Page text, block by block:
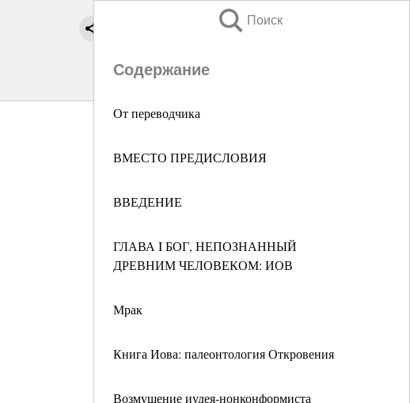
Поиск
Содержание
От переводчика
ВМЕСТО ПРЕДИСЛОВИЯ
ВВЕДЕНИЕ
ГЛАВА I БОГ, НЕПОЗНАННЫЙ
ДРЕВНИМ ЧЕЛОВЕКОМ: ИОВ
Мрак
Книга Иова: палеонтология Откровения
Возмущение иудея-нонконформиста